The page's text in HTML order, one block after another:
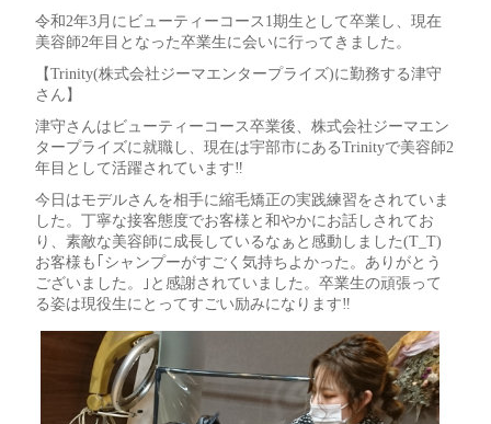
令和2年3月にビューティーコース1期生として卒業し、現在
美容師2年目となった卒業生に会いに行ってきました。
【Trinity(株式会社ジーマエンタープライズ)に勤務する津守
さん】
津守さんはビューティーコース卒業後、株式会社ジーマエン
タープライズに就職し、現在は宇部市にあるTrinityで美容師2
年目として活躍されています‼
今日はモデルさんを相手に縮毛矯正の実践練習をされていま
した。丁寧な接客態度でお客様と和やかにお話しされてお
り、素敵な美容師に成長しているなぁと感動しました(T_T)
お客様も｢シャンプーがすごく気持ちよかった。ありがとう
ございました。｣と感謝されていました。卒業生の頑張って
る姿は現役生にとってすごい励みになります‼